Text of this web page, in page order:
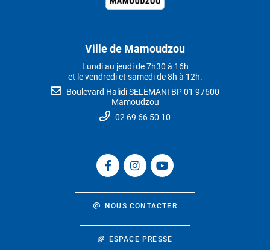
Ville de Mamoudzou
Lundi au jeudi de 7h30 à 16h
et le vendredi et samedi de 8h à 12h.
Boulevard Halidi SELEMANI BP 01 97600
Mamoudzou
02 69 66 50 10
NOUS CONTACTER
ESPACE PRESSE